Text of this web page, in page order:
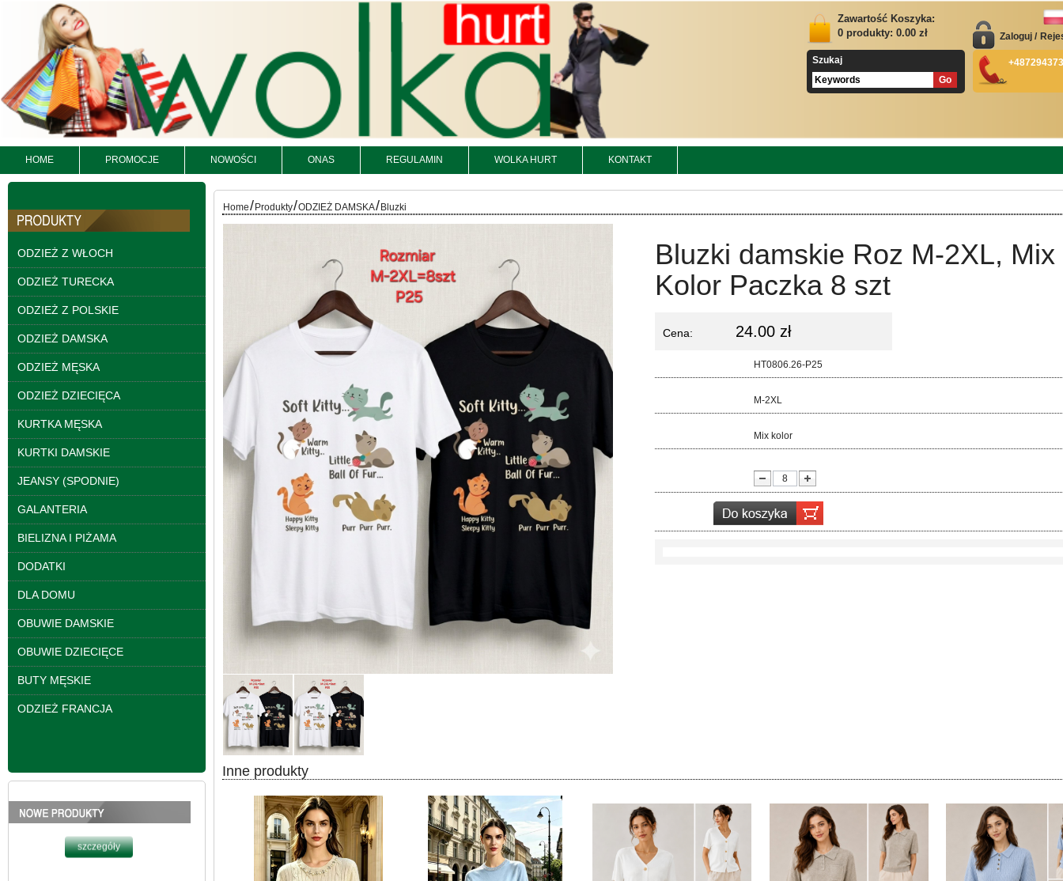
Zawartość Koszyka:
0 produkty: 0.00 zł
Szukaj
Zaloguj /
HOME PROMOCJE NOWOŚCI ONAS REGULAMIN WOLKA HURT KONTAKT
ODZIEŻ Z WŁOCH
ODZIEŻ TURECKA
ODZIEŻ Z POLSKIE
ODZIEŻ DAMSKA
ODZIEŻ MĘSKA
ODZIEŻ DZIECIĘCA
KURTKA MĘSKA
KURTKI DAMSKIE
JEANSY (SPODNIE)
GALANTERIA
BIELIZNA I PIŻAMA
DODATKI
DLA DOMU
OBUWIE DAMSKIE
OBUWIE DZIECIĘCE
BUTY MĘSKIE
ODZIEŻ FRANCJA
skórzana Roz S-XL, 1
Kolor Paczka 5 szt
95.00 zł
szczegóły
Kurtki damskie
skórzana Roz S-XL, 1
Kurtki damskie
skórzana Roz S-2XL,
Home/ Produkty/ODZIEŻ DAMSKA/ Bluzki
Bluzki damskie Roz M-2XL, Mix
Kolor Paczka 8 szt
Cena: 24.00 zł
HT0806.26-P25
M-2XL
Mix kolor
Inne produkty